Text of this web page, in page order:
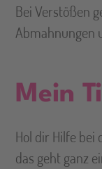
Bei Verstößen
Abmahnungen
Mein
Hol dir Hilfe bei
das geht ganz